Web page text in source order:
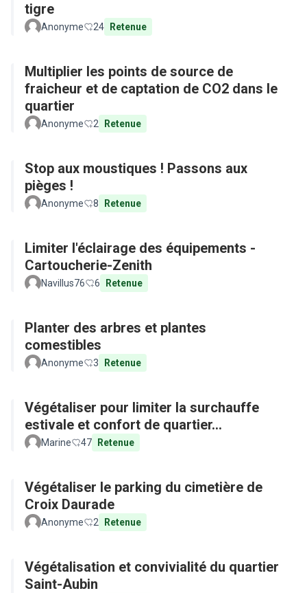
tigre
Anonyme 24 Retenue
Multiplier les points de source de
fraicheur et de captation de CO2 dans le
quartier
Anonyme 2 Retenue
Stop aux moustiques ! Passons aux
pièges !
Anonyme 8 Retenue
Limiter l'éclairage des équipements -
Cartoucherie-Zenith
Navillus76 6 Retenue
Planter des arbres et plantes
comestibles
Anonyme 3 Retenue
Végétaliser pour limiter la surchauffe
estivale et confort de quartier...
Marine 47 Retenue
Végétaliser le parking du cimetière de
Croix Daurade
Anonyme 2 Retenue
Végétalisation et convivialité du quartier
Saint-Aubin